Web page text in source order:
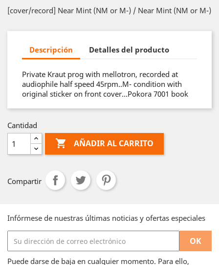
[cover/record] Near Mint (NM or M-) / Near Mint (NM or M-)
Descripción Detalles del producto
Private Kraut prog with mellotron, recorded at
audiophile half speed 45rpm..M- condition with
original sticker on front cover…Pokora 7001 book
Cantidad
 AÑADIR AL CARRITO
Compartir
Infórmese de nuestras últimas noticias y ofertas especiales
Puede darse de baja en cualquier momento. Para ello,